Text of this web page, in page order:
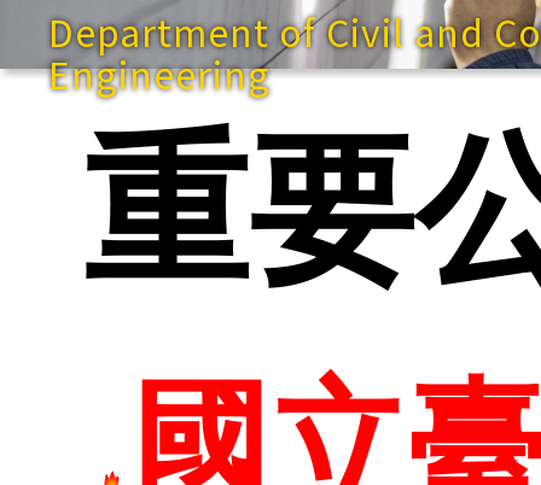
快速
網站導
Department of Civil and
Engineering
重要
國立